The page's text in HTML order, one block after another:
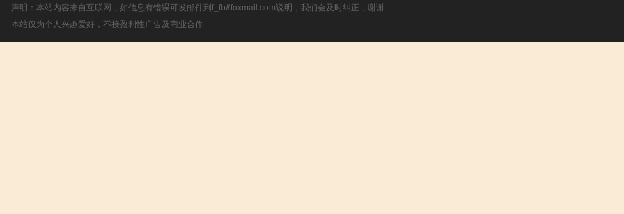
声明：本站内容来自互联网，如信息有错误可发邮件到f_fb#foxmail.com说明，我们会及时纠正，谢谢
本站仅为个人兴趣爱好，不接盈利性广告及商业合作